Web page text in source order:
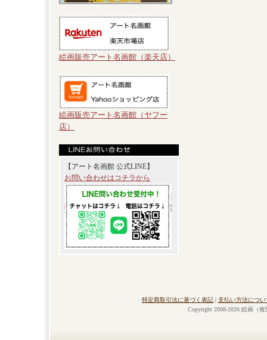
絵画販売アート名画館（楽天店）
絵画販売アート名画館（ヤフー
店）
【アート名画館 公式LINE】
お問い合わせはコチラから
特定商取引法に基づく表記 | 支払い方法につい
Copyright 2008-2026 絵画（